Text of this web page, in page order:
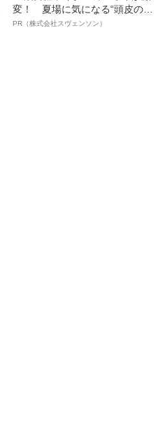
変！ 夏場に気になる“頭皮のニ
オイ”や“ベタつき”を解消す
PR（株式会社スヴェンソン）